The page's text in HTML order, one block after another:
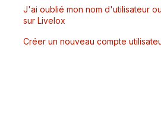
J'ai oublié mon nom d'utilisateur
sur Livelox
Créer un nouveau compte